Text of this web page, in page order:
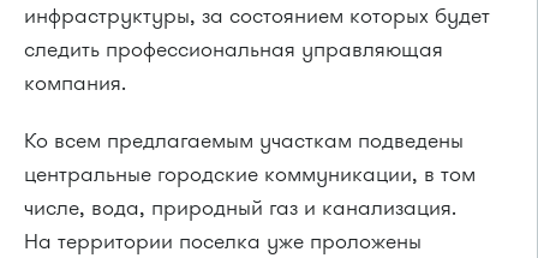
инфраструктуры, за состоянием которых будет
следить профессиональная управляющая
компания.
Ко всем предлагаемым участкам подведены
центральные городские коммуникации, в том
числе, вода, природный газ и канализация.
На территории поселка уже проложены